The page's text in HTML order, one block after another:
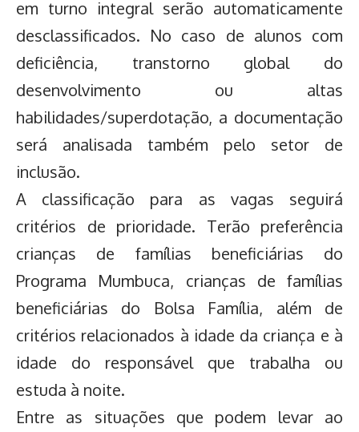
em turno integral serão automaticamente
desclassificados. No caso de alunos com
deficiência, transtorno global do
desenvolvimento ou altas
habilidades/superdotação, a documentação
será analisada também pelo setor de
inclusão.
A classificação para as vagas seguirá
critérios de prioridade. Terão preferência
crianças de famílias beneficiárias do
Programa Mumbuca, crianças de famílias
beneficiárias do Bolsa Família, além de
critérios relacionados à idade da criança e à
idade do responsável que trabalha ou
estuda à noite.
Entre as situações que podem levar ao